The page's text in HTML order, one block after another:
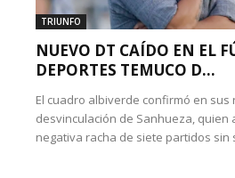
TRIUNFO
NUEVO DT CAÍDO EN EL
DEPORTES TEMUCO D...
El cuadro albiverde confirmó en sus
desvinculación de Sanhueza, quien
negativa racha de siete partidos sin